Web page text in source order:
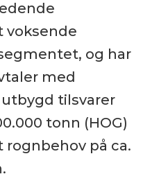
er også
tekniske
til
det
og
voksende
og har
med
tilsvarer
tonn (HOG)
på ca.